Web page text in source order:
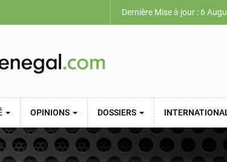
Dernière Mise à jour : 6
OPINIONS DOSSIERS